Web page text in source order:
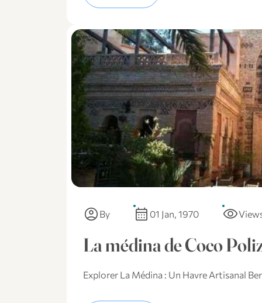
account_circle By calendar_month 01 Jan, 1970 visibility
La médina de Coco
Explorer La Médina : Un Havre Artisanal